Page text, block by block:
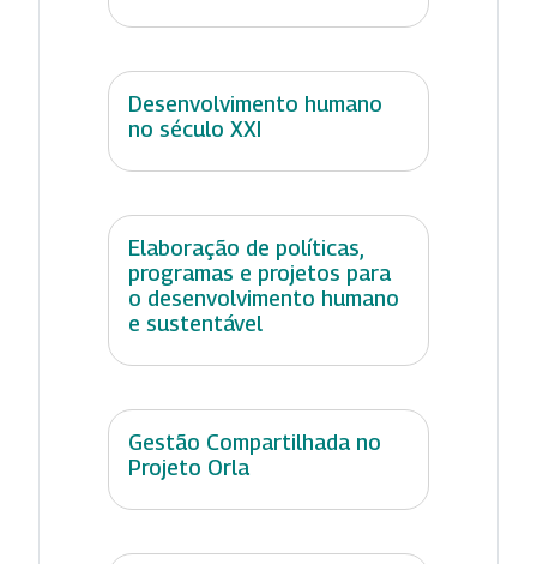
Desenvolvimento humano
no século XXI
Elaboração de políticas,
programas e projetos para
o desenvolvimento humano
e sustentável
Gestão Compartilhada no
Projeto Orla